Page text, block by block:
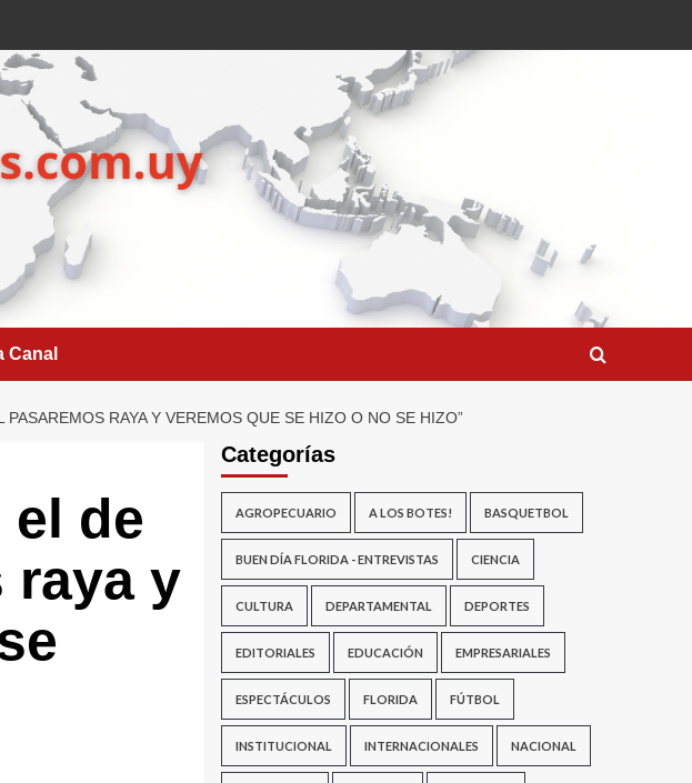
Canal
RAYA Y VEREMOS QUE SE HIZO O NO SE HIZO”
de
raya y
Categorías
AGROPECUARIO A LOS BOTES! BASQUETBOL
BUEN DÍA FLORIDA - ENTREVISTAS CIENCIA
CULTURA DEPARTAMENTAL DEPORTES
EDITORIALES EDUCACIÓN EMPRESARIALES
ESPECTÁCULOS FLORIDA FÚTBOL
INSTITUCIONAL INTERNACIONALES NACIONAL